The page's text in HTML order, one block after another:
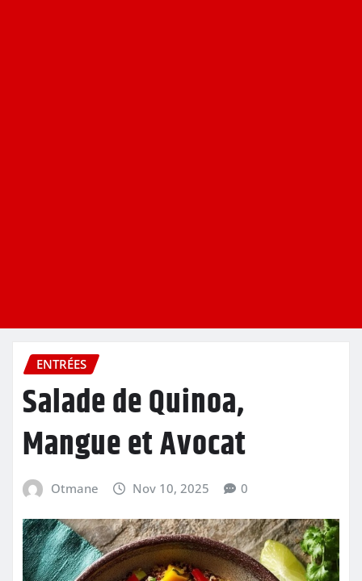
ENTRÉES
Salade de Quinoa,
Mangue et Avocat
Otmane Nov 10, 2025 0